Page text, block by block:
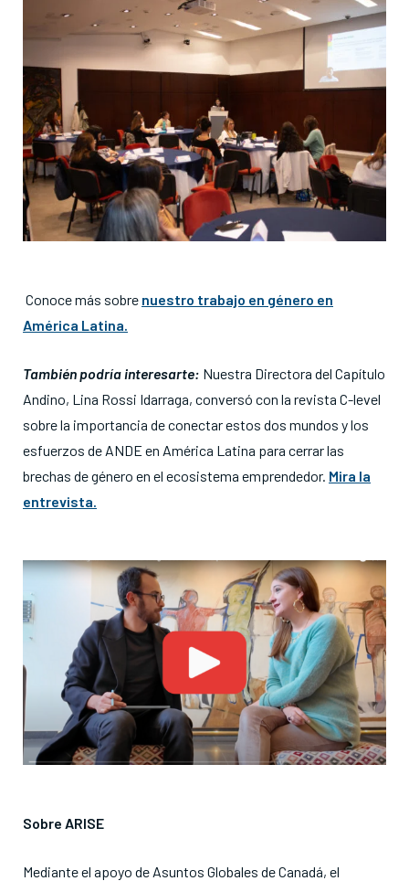
Conoce más sobre nuestro trabajo en género en
América Latina.
También podría interesarte: Nuestra Directora del Capítulo
Andino, Lina Rossi Idarraga, conversó con la revista C-level
sobre la importancia de conectar estos dos mundos y los
esfuerzos de ANDE en América Latina para cerrar las
brechas de género en el ecosistema emprendedor. Mira la
entrevista.
Sobre ARISE
Mediante el apoyo de Asuntos Globales de Canadá, el